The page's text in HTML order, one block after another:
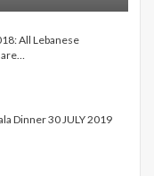
All Lebanese
are…
Dinner 30 JULY 2019